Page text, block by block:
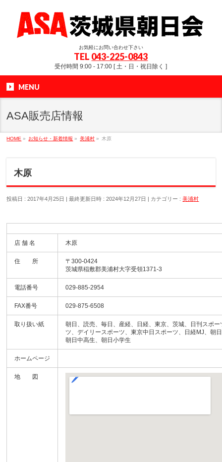
お気軽にお問い合わせ下さい
TEL 043-225-0843
受付時間 9:00 - 17:00 [ 土・日・祝日除く ]
MENU
ASA販売店情報
HOME » お知らせ・新着情報 » 美浦村 » 木原
木原
投稿日 : 2017年4月25日 最終更新日時 : 2024年12月27日 カテゴリー :美浦村
店 舗 名 木原
住 所
〒300-0424
茨城県稲敷郡美浦村大字受領1371-3
電話番号 029-885-2954
FAX番号 029-875-6508
取り扱い紙
朝日、読売、毎日、産経、日経、東京、茨城、日刊スポ
ツ、デイリースポーツ、東京中日スポーツ、日経MJ、朝
朝日中高生、朝日小学生
ホームページ
地 図